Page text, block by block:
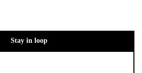
Stay in loop